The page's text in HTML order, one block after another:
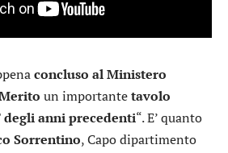
concluso al Ministero
un importantetavolo
degli anni precedenti“. E’ quanto
Sorrentino, Capo dipartimento